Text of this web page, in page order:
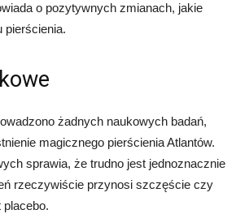
o pozytywnych zmianach, jakie
pierścienia.
żadnych naukowych badań,
magicznego pierścienia Atlantów.
sprawia, że trudno jest jednoznacznie
rzeczywiście przynosi szczęście czy
placebo.